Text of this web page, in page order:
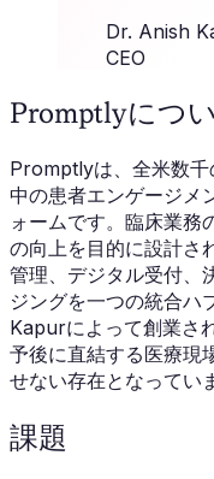
Dr. Anish
CEO
Promptlyにつ
Promptlyは、全米数千
中の患者エンゲージメ
ォームです。臨床業務
の向上を目的に設計さ
管理、デジタル受付、
ジングを一つの統合ハ
Kapurによって創業さ
予後に直結する医療現
せない存在となってい
課題